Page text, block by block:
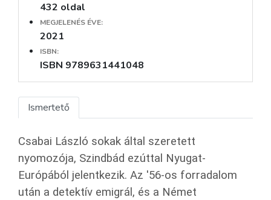
432 oldal
MEGJELENÉS ÉVE:
2021
ISBN:
ISBN 9789631441048
Ismertető
Csabai László sokak által szeretett
nyomozója, Szindbád ezúttal Nyugat-
Európából jelentkezik. Az '56-os forradalom
után a detektív emigrál, és a Német